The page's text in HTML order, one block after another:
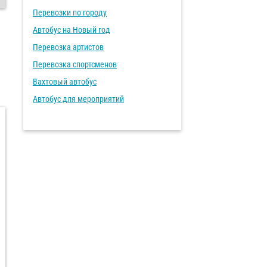
Перевозки по городу
Автобус на Новый год
Перевозка артистов
Перевозка спортсменов
Вахтовый автобус
Автобус для мероприятий